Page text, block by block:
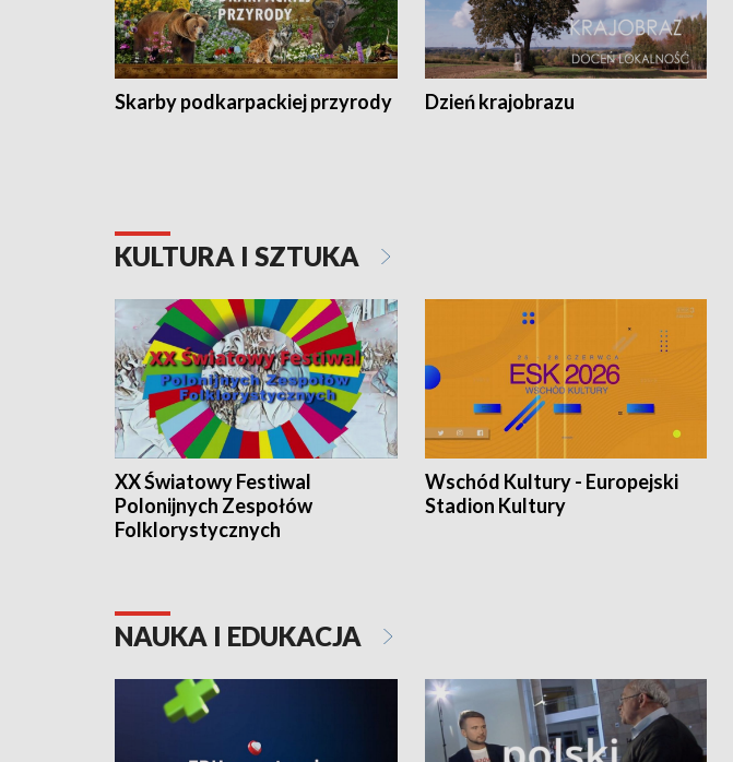
Skarby podkarpackiej przyrody Dzień krajobrazu
KULTURA I SZTUKA
XX Światowy Festiwal
Polonijnych Zespołów
Folklorystycznych
Wschód Kultury - Europejski
Stadion Kultury
NAUKA I EDUKACJA